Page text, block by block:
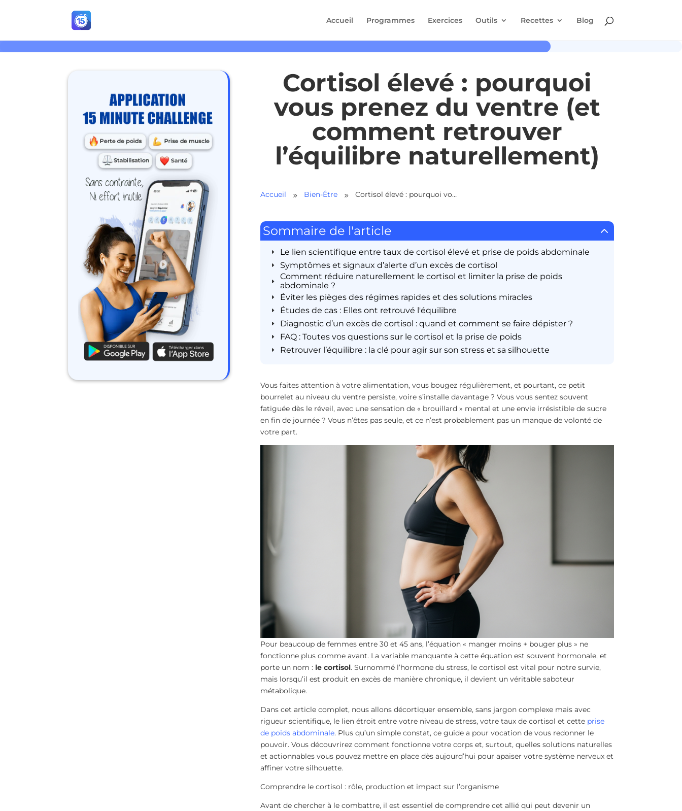
Accueil Programmes Exercices Outils Recettes Blog
Cortisol élevé : pourquoi
vous prenez du ventre (et
comment retrouver
l’équilibre naturellement)
Accueil 9 Bien-Être 9 Cortisol élevé : pourquoi vous prenez du ventre (et comment retrouver l’équilibre naturellement)
Sommaire de l'article 2
Le lien scientifique entre taux de cortisol élevé et prise de poids abdominale
Symptômes et signaux d’alerte d’un excès de cortisol
Comment réduire naturellement le cortisol et limiter la prise de poids
abdominale ?
Éviter les pièges des régimes rapides et des solutions miracles
Études de cas : Elles ont retrouvé l'équilibre
Diagnostic d’un excès de cortisol : quand et comment se faire dépister ?
FAQ : Toutes vos questions sur le cortisol et la prise de poids
Retrouver l’équilibre : la clé pour agir sur son stress et sa silhouette
Vous faites attention à votre alimentation, vous bougez régulièrement, et pourtant, ce petit
bourrelet au niveau du ventre persiste, voire s’installe davantage ? Vous vous sentez souvent
fatiguée dès le réveil, avec une sensation de « brouillard » mental et une envie irrésistible de sucre
en fin de journée ? Vous n’êtes pas seule, et ce n’est probablement pas un manque de volonté de
votre part.
Pour beaucoup de femmes entre 30 et 45 ans, l’équation « manger moins + bouger plus » ne
fonctionne plus comme avant. La variable manquante à cette équation est souvent hormonale, et
porte un nom : le cortisol. Surnommé l’hormone du stress, le cortisol est vital pour notre survie,
mais lorsqu’il est produit en excès de manière chronique, il devient un véritable saboteur
métabolique.
Dans cet article complet, nous allons décortiquer ensemble, sans jargon complexe mais avec
rigueur scientifique, le lien étroit entre votre niveau de stress, votre taux de cortisol et cette prise
de poids abdominale. Plus qu’un simple constat, ce guide a pour vocation de vous redonner le
pouvoir. Vous découvrirez comment fonctionne votre corps et, surtout, quelles solutions naturelles
et actionnables vous pouvez mettre en place dès aujourd’hui pour apaiser votre système nerveux et
affiner votre silhouette.
Comprendre le cortisol : rôle, production et impact sur l’organisme
Avant de chercher à le combattre, il est essentiel de comprendre cet allié qui peut devenir un